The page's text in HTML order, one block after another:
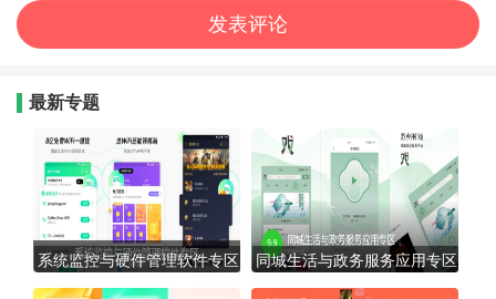
最新专题
系统监控与硬件管理软件专区 同城生活与政务服务应用专区